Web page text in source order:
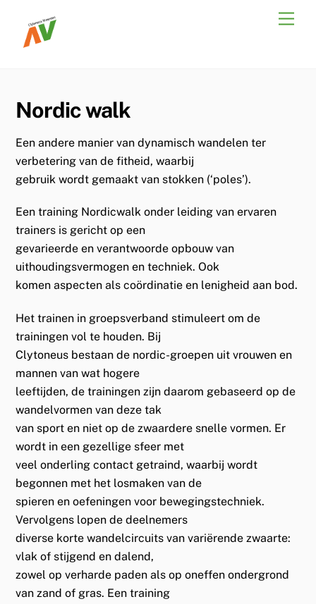
content
Nordic walk
Een andere manier van dynamisch wandelen ter
verbetering van de fitheid, waarbij
gebruik wordt gemaakt van stokken (‘poles’).
Een training Nordicwalk onder leiding van ervaren
trainers is gericht op een
gevarieerde en verantwoorde opbouw van
uithoudingsvermogen en techniek. Ook
komen aspecten als coördinatie en lenigheid aan bod.
Het trainen in groepsverband stimuleert om de
trainingen vol te houden. Bij
Clytoneus bestaan de nordic-groepen uit vrouwen en
mannen van wat hogere
leeftijden, de trainingen zijn daarom gebaseerd op de
wandelvormen van deze tak
van sport en niet op de zwaardere snelle vormen. Er
wordt in een gezellige sfeer met
veel onderling contact getraind, waarbij wordt
begonnen met het losmaken van de
spieren en oefeningen voor bewegingstechniek.
Vervolgens lopen de deelnemers
diverse korte wandelcircuits van variërende zwaarte:
vlak of stijgend en dalend,
zowel op verharde paden als op oneffen ondergrond
van zand of gras. Een training